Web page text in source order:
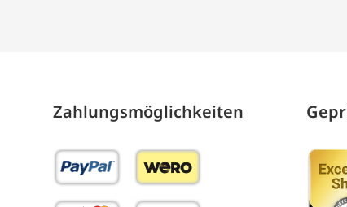
Zahlungs­möglich­keiten